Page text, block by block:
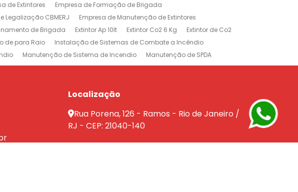
de Extintores
Empresa de Formação de Brigada
Legalização CBMERJ
Empresa de Manutenção de Extintores
de Brigada Extintor Ap 10lt Extintor Co2 6 Kg
Extintor de Co2
de para Raio
Instalação de Sistemas de Combate a Incêndio
Manutenção de Sistema de Incendio
Manutenção de SPDA
à Incêndio
Projeto de Sistema de Combate a Incendio
na Barra da Tijuca
Empresa de Extintores no Rio de Janeiro
de Projeto de Incêndio Rio de Janeiro
Localização
Rua Porena, 126 - Ramos - Rio de Janeiro /
RJ - CEP: 21040-140